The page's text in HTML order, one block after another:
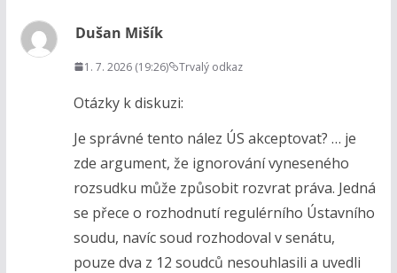
Dušan Mišík
1. 7. 2026 (19:26) Trvalý odkaz
Otázky k diskuzi:
Je správné tento nález ÚS akceptovat? … je
zde argument, že ignorování vyneseného
rozsudku může způsobit rozvrat práva. Jedná
se přece o rozhodnutí regulérního Ústavního
soudu, navíc soud rozhodoval v senátu,
pouze dva z 12 soudců nesouhlasili a uvedli